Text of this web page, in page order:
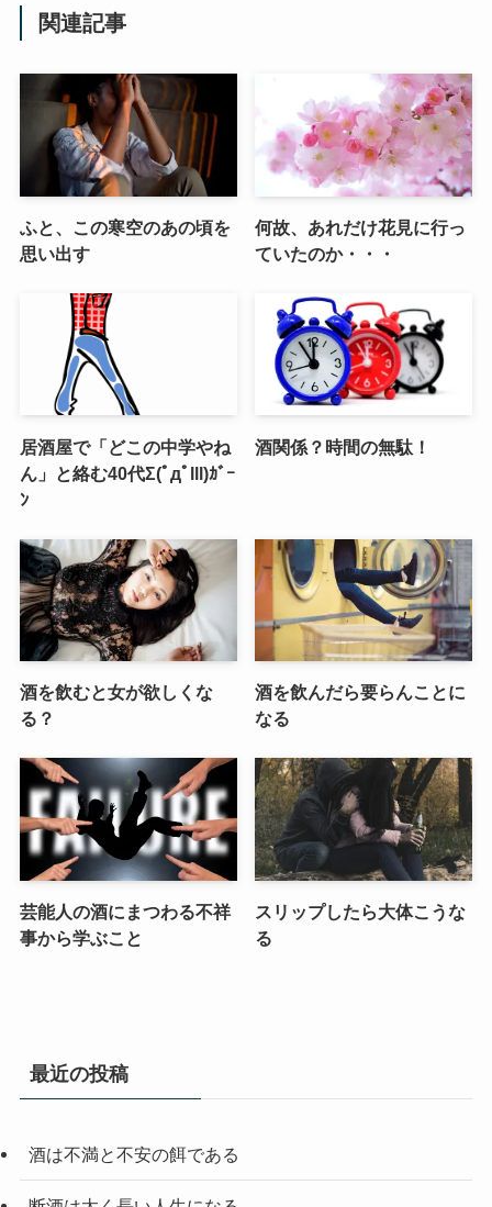
関連記事
ふと、この寒空のあの頃を
思い出す
何故、あれだけ花見に行っ
ていたのか・・・
居酒屋で「どこの中学やね
ん」と絡む40代Σ(ﾟдﾟlll)ｶﾞｰ
ﾝ
酒関係？時間の無駄！
酒を飲むと女が欲しくな
る？
酒を飲んだら要らんことに
なる
芸能人の酒にまつわる不祥
事から学ぶこと
スリップしたら大体こうな
る
最近の投稿
酒は不満と不安の餌である